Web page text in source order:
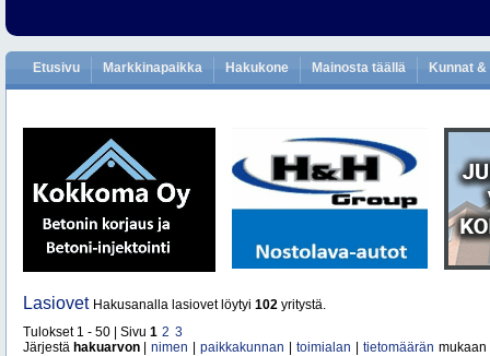
Etusivu Markkinapaikka Hakukone Mainosta täällä Kunnat
Lasiovet Hakusanalla lasiovet löytyi 102 yritystä.
Tulokset 1 - 50 | Sivu 1 2 3
Järjestä hakuarvon nimen paikkakunnan toimialan tietomäärän mukaan